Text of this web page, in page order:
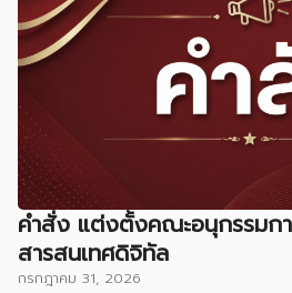
คำสั่ง แต่งตั้งคณะอนุกรรมก
สารสนเทศดิจิทัล
กรกฎาคม 31, 2026